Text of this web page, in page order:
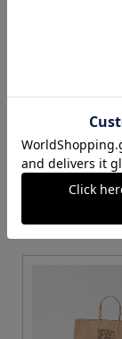
S・M・Lサイズ
お任せ
カート